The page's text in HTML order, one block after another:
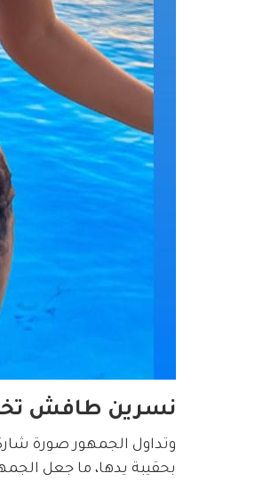
نسرين طافش
وتداول الجمهور صورة
بحقيبة يدها، ما جعل